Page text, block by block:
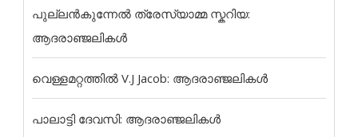
പുല്ലൻകുന്നേൽ ത്രേസ്യാമ്മ സ്കറിയ:
ആദരാഞ്ജലികൾ
വെള്ളമറ്റത്തിൽ V.J Jacob: ആദരാഞ്ജലികൾ
പാലാട്ടി ദേവസി: ആദരാഞ്ജലികൾ